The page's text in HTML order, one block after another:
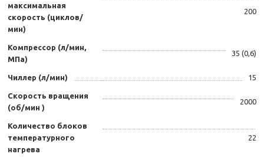
максимальная
скорость (циклов/
мин)
200
Компрессор (л/мин,
МПа)
35 (0,6)
Чиллер (л/мин) 15
Скорость вращения
(об/мин )
2000
Количество блоков
температурного
нагрева
22